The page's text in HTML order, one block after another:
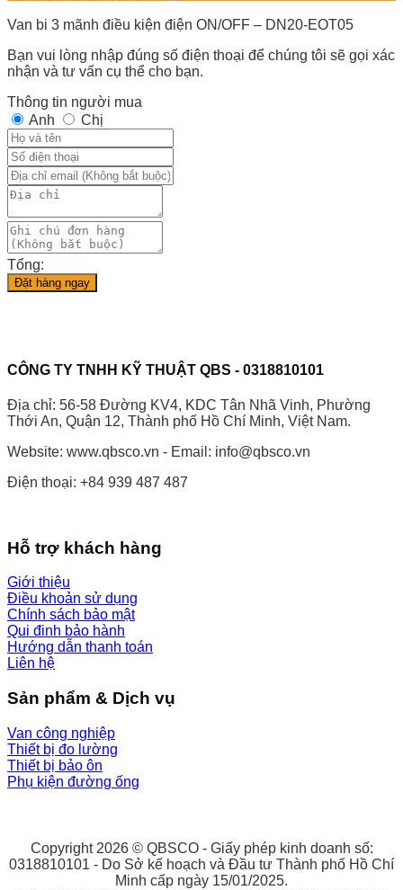
Van bi 3 mãnh điều kiện điện ON/OFF – DN20-EOT05
Bạn vui lòng nhập đúng số điện thoại để chúng tôi sẽ gọi xác
nhận và tư vấn cụ thể cho bạn.
Thông tin người mua
Anh
Chị
Tổng:
Đặt hàng ngay
CÔNG TY TNHH KỸ THUẬT QBS - 0318810101
Địa chỉ: 56-58 Đường KV4, KDC Tân Nhã Vinh, Phường
Thới An, Quận 12, Thành phố Hồ Chí Minh, Việt Nam.
Website: www.qbsco.vn - Email: info@qbsco.vn
Điện thoại: +84 939 487 487
Hỗ trợ khách hàng
Giới thiệu
Điều khoản sử dụng
Chính sách bảo mật
Qui đinh bảo hành
Hướng dẫn thanh toán
Liên hệ
Sản phẩm & Dịch vụ
Van công nghiệp
Thiết bị đo lường
Thiết bị bảo ôn
Phụ kiện đường ống
Copyright 2026 © QBSCO - Giấy phép kinh doanh số:
0318810101 - Do Sở kế hoạch và Đầu tư Thành phố Hồ Chí
Minh cấp ngày 15/01/2025.